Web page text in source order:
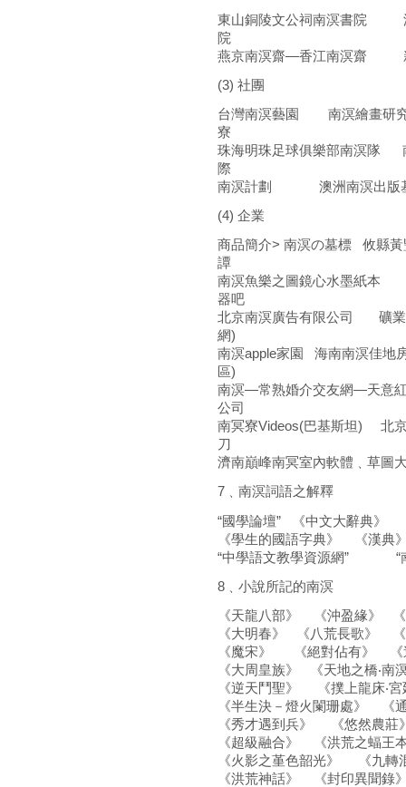
東山銅陵文公祠南溟書院
院
燕京南溟齋―香江南溟齋
(3) 社團
台灣南溟藝園 南溟繪畫研
寮
珠海明珠足球俱樂部南溟
際
南溟計劃 澳洲南溟出版
(4) 企業
商品簡介> 南溟の墓標 攸縣
譚
南溟魚樂之圖鏡心水墨紙本
器吧
北京南溟廣告有限公司 礦
網)
南溟apple家園 海南南溟佳地
區)
南溟―常熟婚介交友網―天
公司
南冥寮Videos(巴基斯坦) 北
刀
濟南巔峰南冥室內軟體﹑草圖
7﹑南溟詞語之解釋
“國學論壇” 《中文大辭典
《學生的國語字典》 《漢典
“中學語文教學資源網” “南
8﹑小說所記的南溟
《天龍八部》 《沖盈緣》
《大明春》 《八荒長歌》
《魔宋》 《絕對佔有》 《
《大周皇族》 《天地之橋‧
《逆天鬥聖》 《撲上龍床‧
《半生決－燈火闌珊處》 《
《秀才遇到兵》 《悠然農
《超級融合》 《洪荒之蝠王
《火影之堇色韶光》 《九
《洪荒神話》 《封印異聞錄